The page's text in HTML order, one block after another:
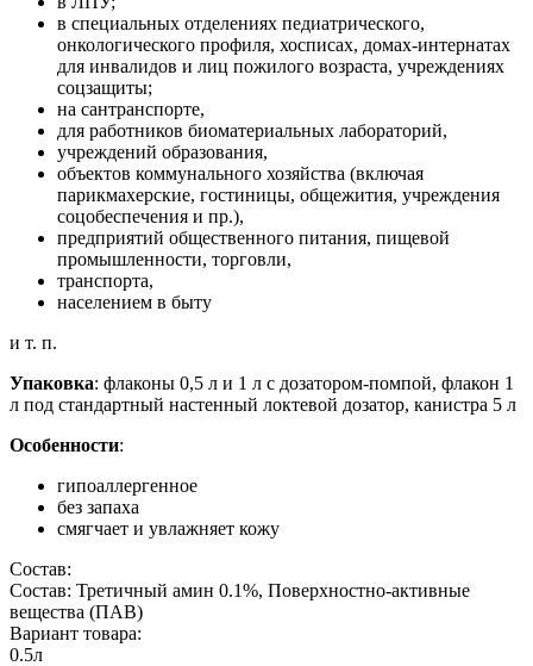
в специальных отделениях педиатрического,
онкологического профиля, хосписах, домах-интернатах
для инвалидов и лиц пожилого возраста, учреждениях
соцзащиты;
на сантранспорте,
для работников биоматериальных лабораторий,
учреждений образования,
объектов коммунального хозяйства (включая
парикмахерские, гостиницы, общежития, учреждения
соцобеспечения и пр.),
предприятий общественного питания, пищевой
промышленности, торговли,
транспорта,
населением в быту
и т. п.
Упаковка: флаконы 0,5 л и 1 л с дозатором-помпой, флакон 1
л под стандартный настенный локтевой дозатор, канистра 5 л
Особенности:
гипоаллергенное
без запаха
смягчает и увлажняет кожу
Состав:
Состав: Третичный амин 0.1%, Поверхностно-активные
вещества (ПАВ)
Вариант товара:
0.5л